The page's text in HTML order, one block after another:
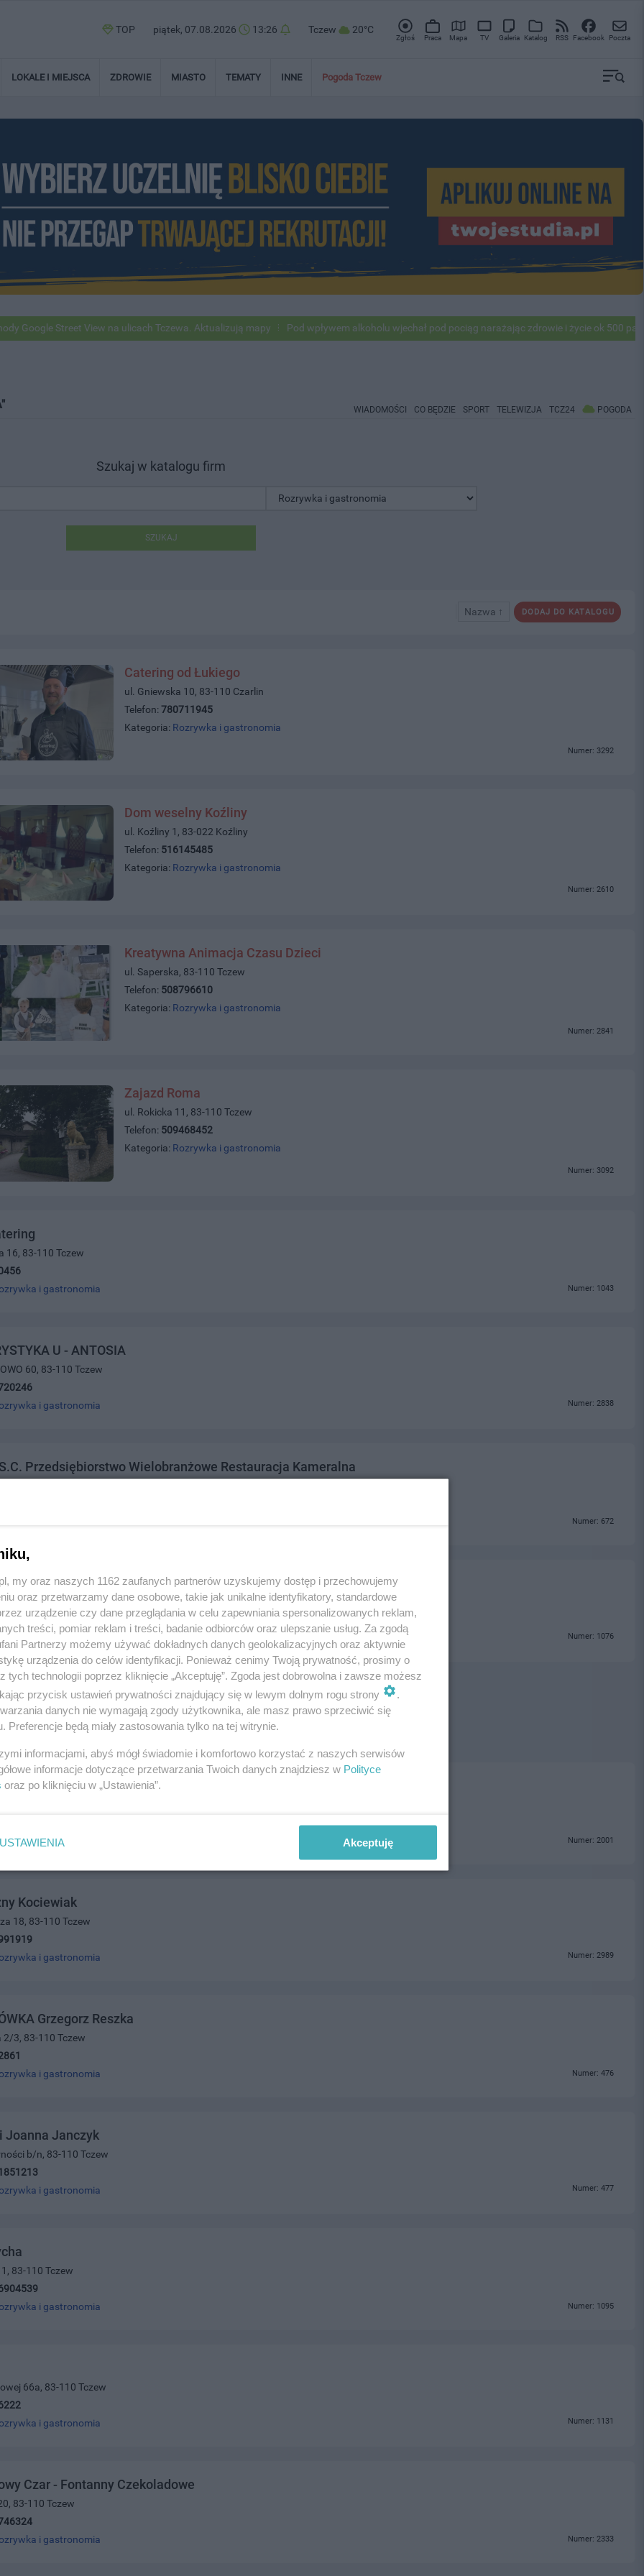
TOP piątek, 07.08.2026 13:26 Tczew 20°C
Zgłoś Praca Mapa TV Galeria Katalog RSS Facebook Poczta
LOKALE I MIEJSCA ZDROWIE MIASTO TEMATY INNE Pogoda Tczew
Street View na ulicach Tczewa. Aktualizują mapy Pod wpływem alkoholu wjechał pod pociąg narażając zdrowie i życie ok 500 pasażerów!
WIADOMOŚCI CO BĘDZIE SPORT TELEWIZJA TCZ24 POGODA
Szukaj w katalogu firm
SZUKAJ
DODAJ DO KATALOGU
Nazwa ↑
Catering od Łukiego
ul. Gniewska 10, 83-110 Czarlin
Telefon:780711945
Kategoria: Rozrywka i gastronomia
Numer: 3292
Dom weselny Koźliny
ul. Koźliny 1, 83-022 Koźliny
Telefon: 516145485
Kategoria: Rozrywka i gastronomia
Numer: 2610
Kreatywna Animacja Czasu Dzieci
ul. Saperska, 83-110 Tczew
Telefon: 508796610
Kategoria: Rozrywka i gastronomia
Numer: 2841
Zajazd Roma
ul. Rokicka 11, 83-110 Tczew
Telefon: 509468452
Kategoria: Rozrywka i gastronomia
Numer: 3092
16, 83-110 Tczew
i gastronomia Numer: 1043
U - ANTOSIA
60, 83-110 Tczew
i gastronomia Numer: 2838
Przedsiębiorstwo Wielobranżowe Restauracja Kameralna
Numer: 672
63, 83-110 Tczew
i gastronomia Numer: 1076
i gastronomia Numer: 2001
Kociewiak
18, 83-110 Tczew
i gastronomia Numer: 2989
Grzegorz Reszka
2/3, 83-110 Tczew
i gastronomia Numer: 476
Joanna Janczyk
b/n, 83-110 Tczew
i gastronomia Numer: 477
83-110 Tczew
i gastronomia Numer: 1095
66a, 83-110 Tczew
i gastronomia Numer: 1131
Czar - Fontanny Czekoladowe
83-110 Tczew
i gastronomia Numer: 2333
my oraz naszych 1162 zaufanych partnerów uzyskujemy dostęp i przechowujemy
oraz przetwarzamy dane osobowe, takie jak unikalne identyfikatory, standardowe
urządzenie czy dane przeglądania w celu zapewniania spersonalizowanych reklam,
treści, pomiar reklam i treści, badanie odbiorców oraz ulepszanie usług. Za zgodą
Partnerzy możemy używać dokładnych danych geolokalizacyjnych oraz aktywnie
urządzenia do celów identyfikacji. Ponieważ cenimy Twoją prywatność, prosimy o
tych technologii poprzez kliknięcie „Akceptuję”. Zgoda jest dobrowolna i zawsze możesz
przycisk ustawień prywatności znajdujący się w lewym dolnym rogu strony
.
danych nie wymagają zgody użytkownika, ale masz prawo sprzeciwić się
Preferencje będą miały zastosowania tylko na tej witrynie.
informacjami, abyś mógł świadomie i komfortowo korzystać z naszych serwisów
informacje dotyczące przetwarzania Twoich danych znajdziesz w Polityce
oraz po kliknięciu w „Ustawienia”.
USTAWIENIA Akceptuję